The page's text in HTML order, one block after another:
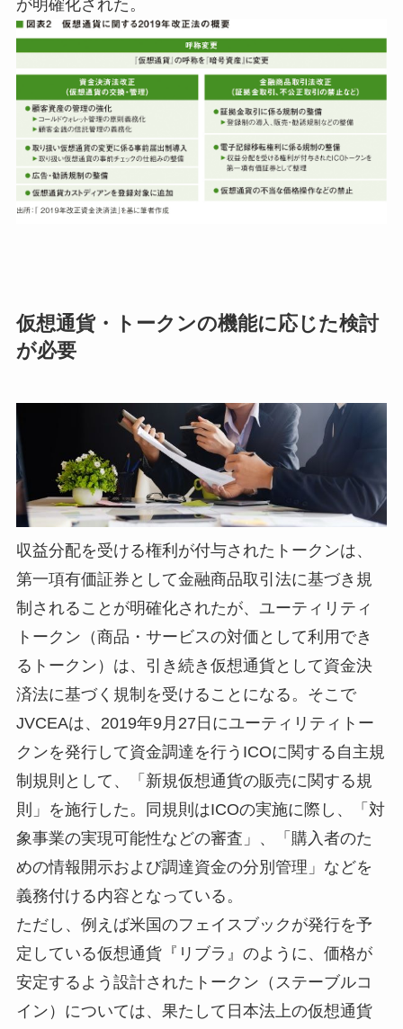
が明確化された。
仮想通貨・トークンの機能に応じた検討
が必要
収益分配を受ける権利が付与されたトークンは、
第一項有価証券として金融商品取引法に基づき規
制されることが明確化されたが、ユーティリティ
トークン（商品・サービスの対価として利用でき
るトークン）は、引き続き仮想通貨として資金決
済法に基づく規制を受けることになる。そこで
JVCEAは、2019年9月27日にユーティリティトー
クンを発行して資金調達を行うICOに関する自主規
制規則として、「新規仮想通貨の販売に関する規
則」を施行した。同規則はICOの実施に際し、「対
象事業の実現可能性などの審査」、「購入者のた
めの情報開示および調達資金の分別管理」などを
義務付ける内容となっている。
ただし、例えば米国のフェイスブックが発行を予
定している仮想通貨『リブラ』のように、価格が
安定するよう設計されたトークン（ステーブルコ
イン）については、果たして日本法上の仮想通貨